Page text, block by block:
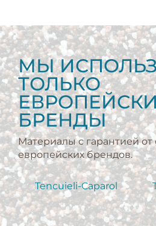
МЫ
ТОЛЬКО
БРЕНДЫ
Материалы с гарантией
европейских брендов.
Tencuieli-Caparol